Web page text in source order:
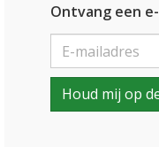
Ontvang een
Houd mij op